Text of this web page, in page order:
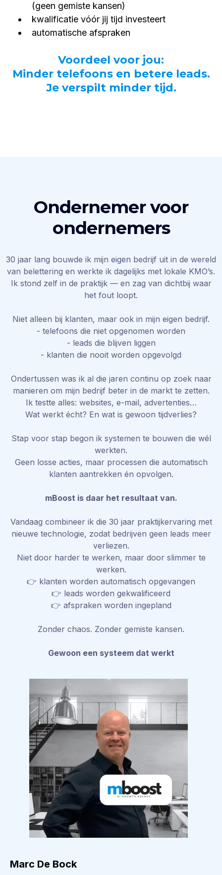
(geen gemiste kansen)
kwalificatie vóór jij tijd investeert
automatische afspraken
Voordeel voor jou:
Minder telefoonsen betere leads.
Je verspilt minder tijd.
Ondernemer voor
ondernemers
30 jaar lang bouwde ik mijn eigen bedrijf uit in de wereld
van belettering en werkte ik dagelijks met lokale KMO’s.
Ik stond zelf in de praktijk — en zag van dichtbij waar
het fout loopt.
Niet alleen bij klanten, maar ook in mijn eigen bedrijf.
- telefoons die niet opgenomen worden
- leads die blijven liggen
- klanten die nooit worden opgevolgd
Ondertussen was ik al die jaren continu op zoek naar
manieren om mijn bedrijf beter in de markt te zetten.
Ik testte alles: websites, e-mail, advertenties…
Wat werkt écht? En wat is gewoon tijdverlies?
Stap voor stap begon ik systemen te bouwen die wél
werkten.
Geen losse acties, maar processen die automatisch
klanten aantrekken én opvolgen.
mBoost is daar het resultaat van.
Vandaag combineer ik die 30 jaar praktijkervaring met
nieuwe technologie, zodat bedrijven geen leads meer
verliezen.
Niet door harder te werken, maar door slimmer te
werken.
👉 klanten worden automatisch opgevangen
👉 leads worden gekwalificeerd
👉 afspraken worden ingepland
Zonder chaos. Zonder gemiste kansen.
Gewoon een systeem dat werkt
Marc De Bock